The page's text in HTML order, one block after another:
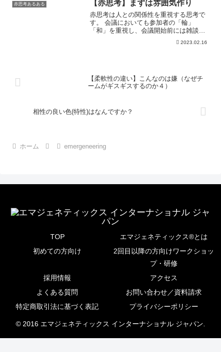
赤思考あるある 【赤思考】まずは雰囲気作り
赤思考は人との関係性を重視する思考で
す。 会議においても参加者の「輪」
「和」を重視し、会議開始前には雑談を
するなどして、関係性を構築することを
求めます。 いきなり本題から入ることは
2023.02.16
【柔軟性の違い】こんなのは嫌（なぜチ
ームがギスギスするのか４）
相性の良い色(特性)はなんですか？
ホーム emergeneering
TOP
エマジェネティックス®とは
初めての方向け
2回目以降の方向けワークショッ
プ・研修
採用情報
アクセス
よくある質問
お問い合わせ／資料請求
特定商取引法に基づく表記
プライバシーポリシー
© 2016 エマジェネティックス インターナショナル ジャパン.